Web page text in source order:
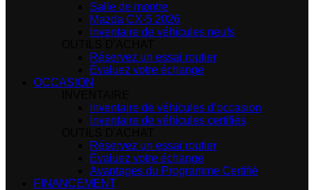
Salle de montre
Mazda CX-5 2026
Inventaire de véhicules neufs
Réservez un essai routier
Évaluez votre échange
OCCASION
Inventaire de véhicules d’occasion
Inventaire de véhicules certifiés
Réservez un essai routier
Évaluez votre échange
Avantages du Programme Certifié
FINANCEMENT